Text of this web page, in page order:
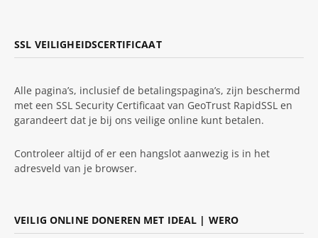
SSL VEILIGHEIDSCERTIFICAAT
Alle pagina’s, inclusief de betalingspagina’s, zijn beschermd
met een SSL Security Certificaat van GeoTrust RapidSSL en
garandeert dat je bij ons veilige online kunt betalen.
Controleer altijd of er een hangslot aanwezig is in het
adresveld van je browser.
VEILIG ONLINE DONEREN MET IDEAL | WERO